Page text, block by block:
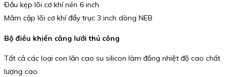
Đầu kẹp lõi cơ khí nén 6 inch
Mâm cặp lõi cơ khí đẩy trục 3 inch dòng NEB
Bộ điều khiển căng lưới thủ công
Tất cả các loại con lăn cao su silicon làm đồng nhiệt độ cao chất
lượng cao